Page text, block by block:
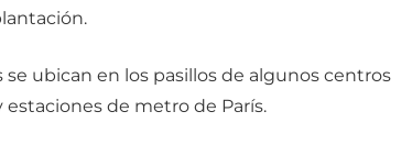
ubican en los pasillos de algunos centros
estaciones de metro de París.